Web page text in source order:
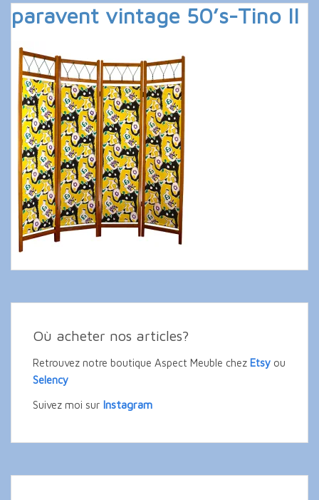
paravent vintage 50’s-Tino II
Où acheter nos articles?
Retrouvez notre boutique Aspect Meuble chez Etsy ou
Selency
Suivez moi sur Instagram